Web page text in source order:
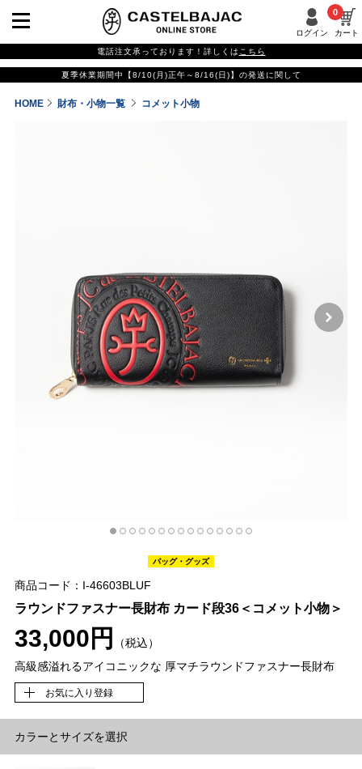
ログイン カート
0
電話注文承っております！詳しくは こちら
夏季休業期間中【8/10(月)正午～8/16(日)】の発送に関して
HOME 財布・小物一覧 コメット小物
バッグ・グッズ
商品コード：I-46603BLUF
ラウンドファスナー長財布 カード段36＜コメット小物＞
33,000円
（税込）
高級感溢れるアイコニックな 厚マチラウンドファスナー長財布
お気に入り登録
カラーとサイズを選択